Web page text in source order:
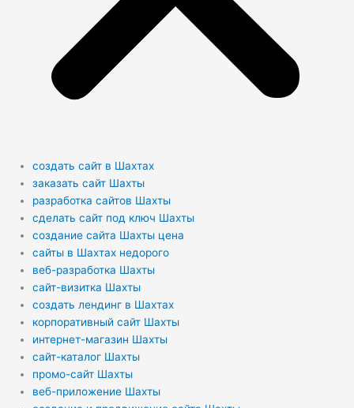
создать сайт в Шахтах
заказать сайт Шахты
разработка сайтов Шахты
сделать сайт под ключ Шахты
создание сайта Шахты цена
сайты в Шахтах недорого
веб-разработка Шахты
сайт-визитка Шахты
создать лендинг в Шахтах
корпоративный сайт Шахты
интернет-магазин Шахты
сайт-каталог Шахты
промо-сайт Шахты
веб-приложение Шахты